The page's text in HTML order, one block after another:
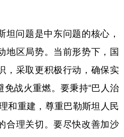
金融 汽车
信息化 数字经济
时尚 悦读
问题是中东问题的核心，
地区局势。当前形势下，国
，采取更积极行动，确保实
免战火重燃。要秉持“巴人治
和重建，尊重巴勒斯坦人民
合理关切。要尽快改善加沙